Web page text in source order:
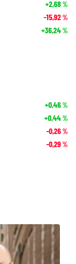
+2,68%
-15,92%
+36,24%
+0,46%
+0,44%
-0,26%
-0,29%